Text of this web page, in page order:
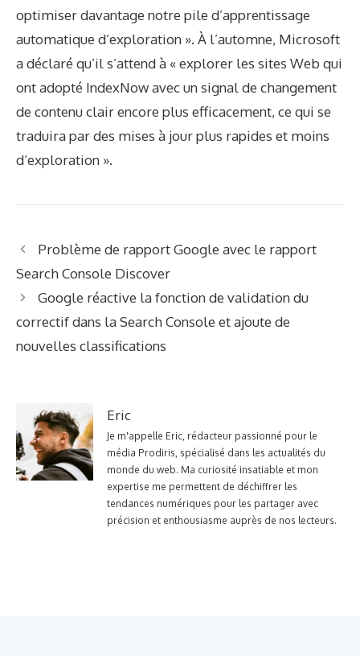
optimiser davantage notre pile d’apprentissage
automatique d’exploration ». À l’automne, Microsoft
a déclaré qu’il s’attend à « explorer les sites Web qui
ont adopté IndexNow avec un signal de changement
de contenu clair encore plus efficacement, ce qui se
traduira par des mises à jour plus rapides et moins
d’exploration ».
Problème de rapport Google avec le rapport
Search Console Discover
Google réactive la fonction de validation du
correctif dans la Search Console et ajoute de
nouvelles classifications
Eric
Je m'appelle Eric, rédacteur passionné pour le
média Prodiris, spécialisé dans les actualités du
monde du web. Ma curiosité insatiable et mon
expertise me permettent de déchiffrer les
tendances numériques pour les partager avec
précision et enthousiasme auprès de nos lecteurs.